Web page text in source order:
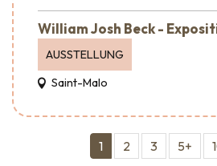
William Josh Beck -
AUSSTELLUNG
Saint-Malo
1 2 3 5+